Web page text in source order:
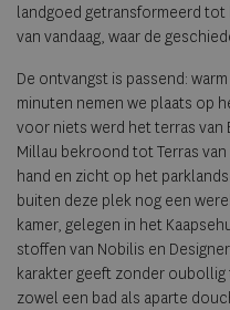
landgoed getransformeerd
van vandaag, waar de
De ontvangst is passend:
minuten nemen we plaats op
voor niets werd het terras van
Millau bekroond tot Terras van
hand en zicht op het
buiten deze plek nog een
kamer, gelegen in het
stoffen van Nobilis en
karakter geeft zonder oubollig
zowel een bad als aparte